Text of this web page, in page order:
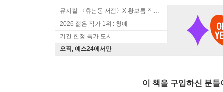
뮤지컬 〈휴남동 서점〉X 황보름 작가 북토크
2026 젊은 작가 1위 : 청예
기간 한정 특가 도서
오직, 예스24에서만
이 책을 구입하신 분